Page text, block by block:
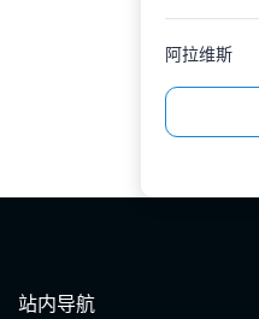
阿拉维斯
站内导航